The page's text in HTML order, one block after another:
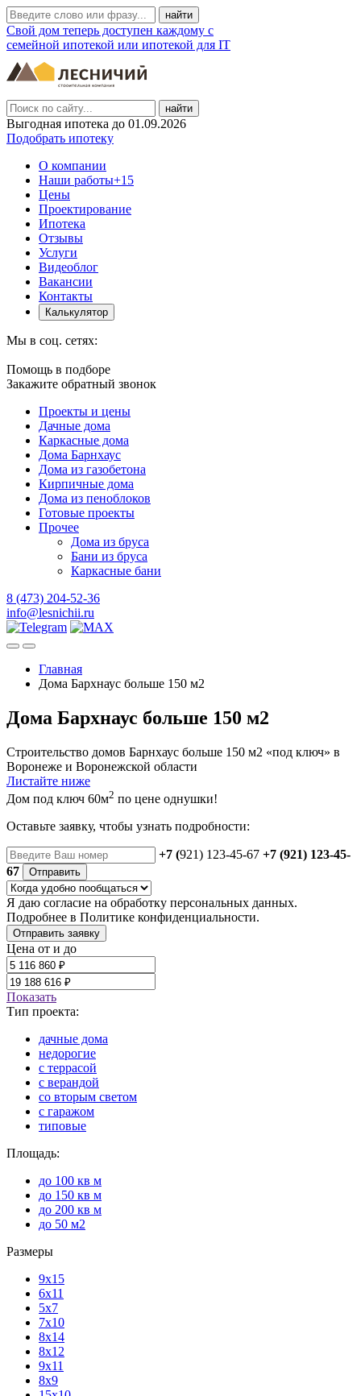
Свой дом теперь доступен каждому с
семейной ипотекой или ипотекой для IT
найти
Выгодная ипотека до 01.09.2026
Подобрать ипотеку
О компании
Наши работы+15
Цены
Проектирование
Ипотека
Отзывы
Услуги
Видеоблог
Вакансии
Контакты
Калькулятор
Мы в соц. сетях:
Помощь в подборе
Закажите обратный звонок
Проекты и цены
Дачные дома
Каркасные дома
Дома Барнхаус
Дома из газобетона
Кирпичные дома
Дома из пеноблоков
Готовые проекты
Прочее
Дома из бруса
Бани из бруса
Каркасные бани
8 (473) 204-52-36
info@lesnichii.ru
Главная
Дома Бархнаус больше 150 м2
Дома Бархнаус больше 150 м2
Строительство домов Барнхаус больше 150 м2 «под ключ» в
Воронеже и Воронежской области
Листайте ниже
Дом под ключ 60м2 по цене однушки!
Оставьте заявку, чтобы узнать подробности:
+7 (921) 123-45-67 +7 (921) 123-45-
67
Отправить
Я даю согласие на обработку персональных данных.
Подробнее в Политике конфиденциальности.
Отправить заявку
Цена от и до
Показать
Тип проекта:
дачные дома
недорогие
с террасой
с верандой
со вторым светом
с гаражом
типовые
Площадь:
до 100 кв м
до 150 кв м
до 200 кв м
до 50 м2
Размеры
9х15
6х11
5х7
7х10
8х14
8х12
9х11
8х9